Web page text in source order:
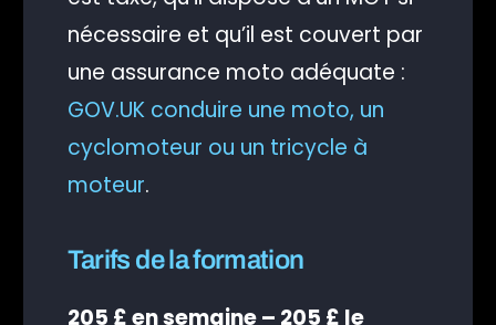
nécessaire et qu’il est couvert par
une assurance moto adéquate :
GOV.UK conduire une moto, un
cyclomoteur ou un tricycle à
moteur.
Tarifs de la formation
205 £ en semaine – 205 £ le